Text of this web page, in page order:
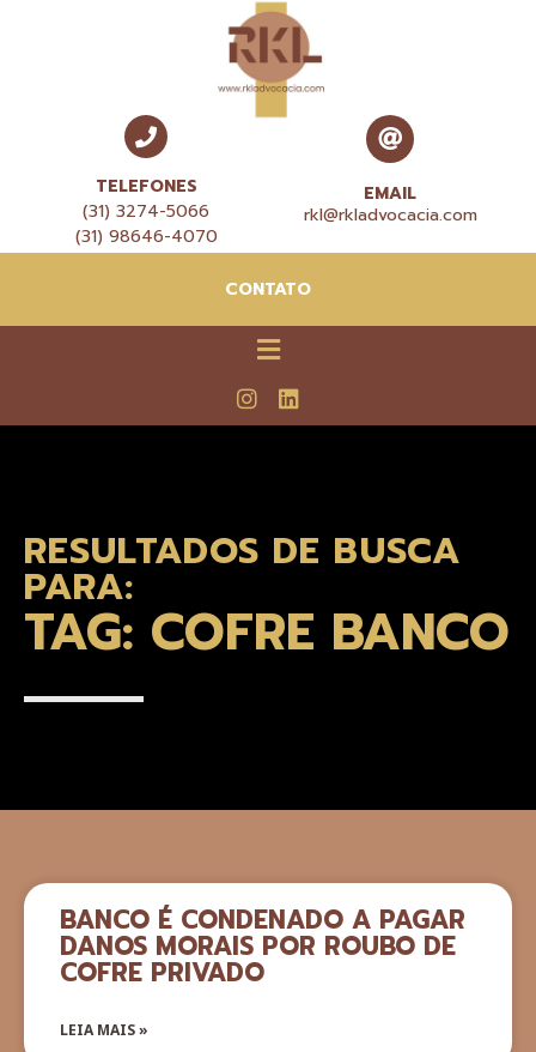
TELEFONES
(31) 3274-5066
(31) 98646-4070
EMAIL
rkl@rkladvocacia.com
CONTATO
RESULTADOS DE BUSCA
PARA:
TAG: COFRE BANCO
BANCO É CONDENADO A PAGAR
DANOS MORAIS POR ROUBO DE
COFRE PRIVADO
LEIA MAIS »